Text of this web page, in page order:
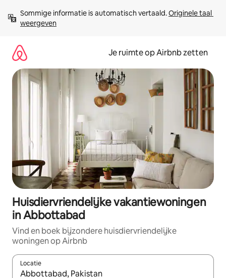
direct
naar
Sommige informatie is automatisch vertaald. Originele taal
weergeven
Je ruimte op Airbnb zetten
Huisdiervriendelijke vakantiewoningen
in Abbottabad
Vind en boek bijzondere huisdiervriendelijke
woningen op Airbnb
Locatie
Wanneer er suggesties beschikbaar zijn, maak je een keuze